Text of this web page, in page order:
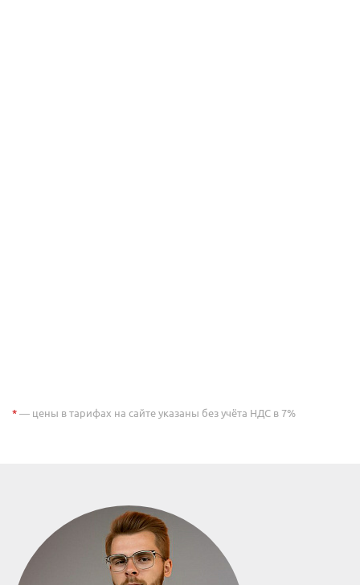
* — цены в тарифах на сайте указаны без учёта НДС в 7%